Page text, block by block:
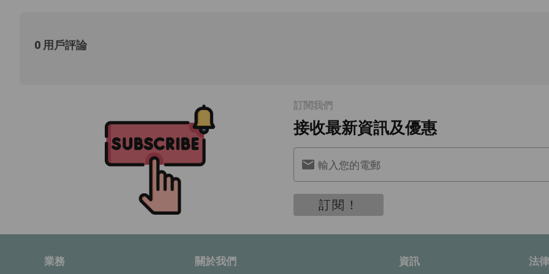
0 用戶評論
訂閱我們
接收最新資訊及優惠
輸入您的電郵
訂閱！
業務 關於我們 資訊 法